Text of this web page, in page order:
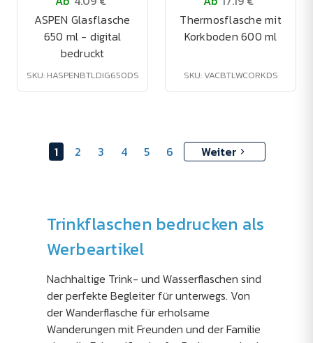
ASPEN Glasflasche
650 ml - digital
bedruckt
SKU: HASPENBTLDIG650DS
Thermosflasche mit
Korkboden 600 ml
SKU: VACBTLWCORKDS
1 2 3 4 5 6 Weiter
Trinkflaschen bedrucken als
Werbeartikel
Nachhaltige Trink- und Wasserflaschen sind
der perfekte Begleiter für unterwegs. Von
der Wanderflasche für erholsame
Wanderungen mit Freunden und der Familie